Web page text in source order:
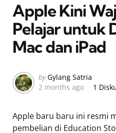
Apple Kini
Pelajar untuk
Mac dan iPad
Posted
by
by Gylang Satria
2 months ago
1
Apple baru baru ini resmi
pembelian di Education